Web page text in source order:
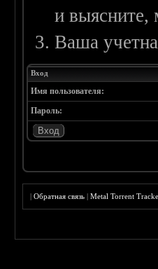
и выясните,
Ваша
Вход
Имя пользователя:
Пароль:
|Обратная связь |Metal Torrent